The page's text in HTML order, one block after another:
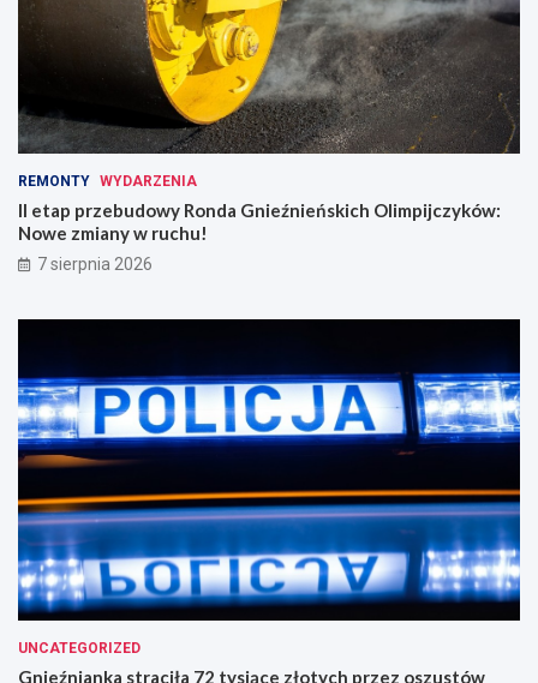
REMONTY WYDARZENIA
II etap przebudowy Ronda Gnieźnieńskich Olimpijczyków:
Nowe zmiany w ruchu!
7 sierpnia 2026
UNCATEGORIZED
Gnieźnianka straciła 72 tysiące złotych przez oszustów